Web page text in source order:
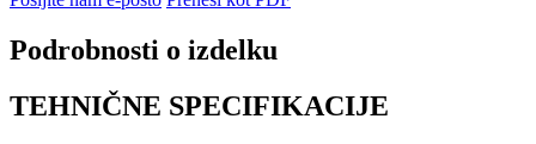
Podrobnosti o izdelku
TEHNIČNE SPECIFIKACIJE